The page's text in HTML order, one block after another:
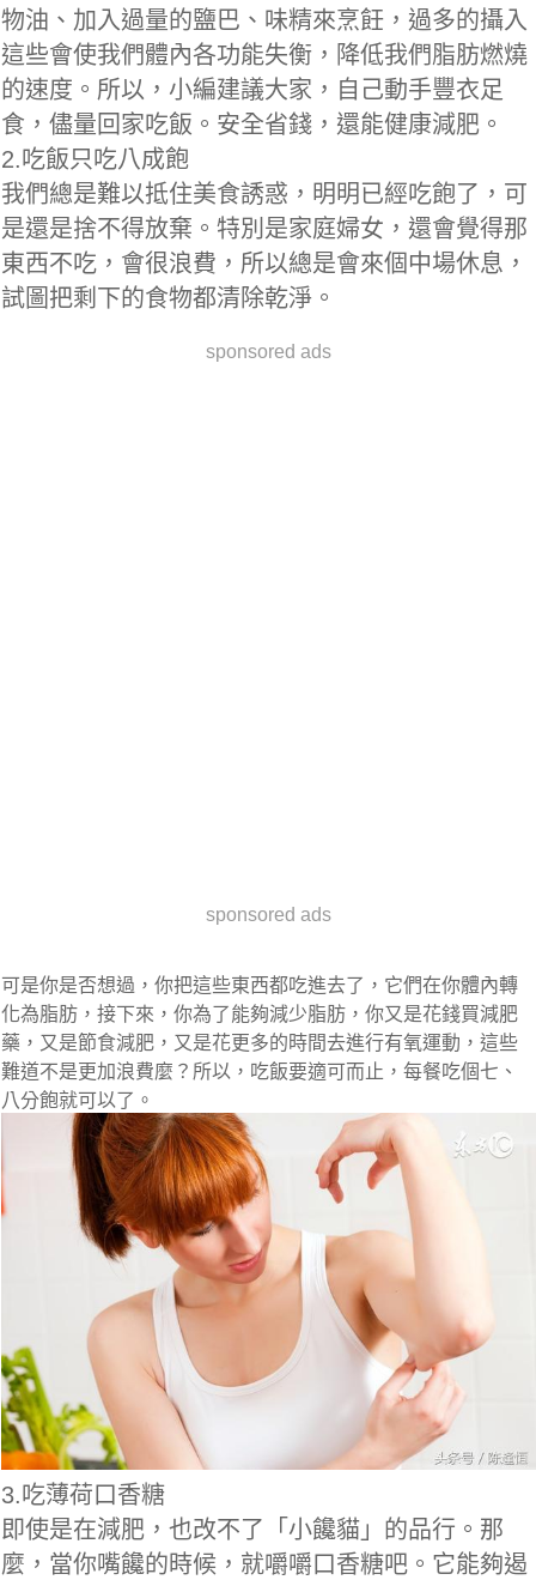
物油、加入過量的鹽巴、味精來烹飪，過多的攝入
這些會使我們體內各功能失衡，降低我們脂肪燃燒
的速度。所以，小編建議大家，自己動手豐衣足
食，儘量回家吃飯。安全省錢，還能健康減肥。
2.吃飯只吃八成飽
我們總是難以抵住美食誘惑，明明已經吃飽了，可
是還是捨不得放棄。特別是家庭婦女，還會覺得那
東西不吃，會很浪費，所以總是會來個中場休息，
試圖把剩下的食物都清除乾淨。
sponsored ads
sponsored ads
可是你是否想過，你把這些東西都吃進去了，它們在你體內轉
化為脂肪，接下來，你為了能夠減少脂肪，你又是花錢買減肥
藥，又是節食減肥，又是花更多的時間去進行有氧運動，這些
難道不是更加浪費麼？所以，吃飯要適可而止，每餐吃個七、
八分飽就可以了。
3.吃薄荷口香糖
即使是在減肥，也改不了「小饞貓」的品行。那
麼，當你嘴饞的時候，就嚼嚼口香糖吧。它能夠遏